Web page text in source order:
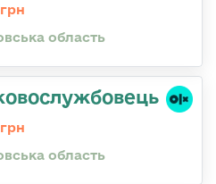
область
область